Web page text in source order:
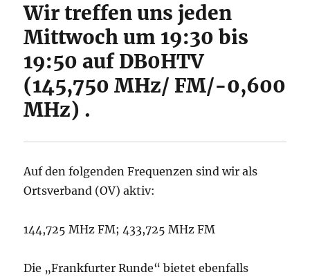
Wir treffen uns jeden
Mittwoch um 19:30 bis
19:50 auf DB0HTV
(145,750 MHz/ FM/-0,600
MHz) .
Auf den folgenden Frequenzen sind wir als
Ortsverband (OV) aktiv:
144,725 MHz FM; 433,725 MHz FM
Die „Frankfurter Runde“ bietet ebenfalls